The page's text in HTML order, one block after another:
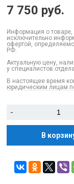
7 750 руб.
Информация о
исключительно
офертой,
РФ.
Актуальную цену,
у специалистов
В настоящее время
юридическим лицам
-
В